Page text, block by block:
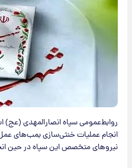
روابط‌عمومی سپاه انصارالمهدی (عج)
نیروهای متخصص این سپاه در حین